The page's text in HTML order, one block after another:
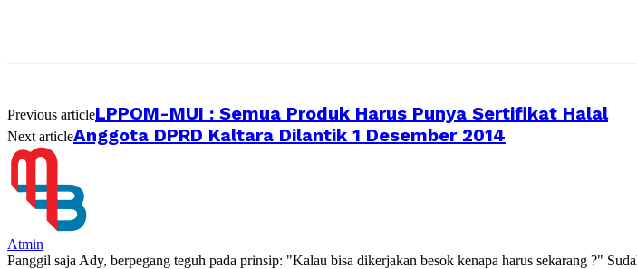
Previous articleLPPOM-MUI : Semua Produk Harus Punya Sertifikat Halal
Next articleAnggota DPRD Kaltara Dilantik 1 Desember 2014
Atmin
Panggil saja Ady, berpegang teguh pada prinsip: "Kalau bisa dikerjakan besok kenapa harus sekarang ?"